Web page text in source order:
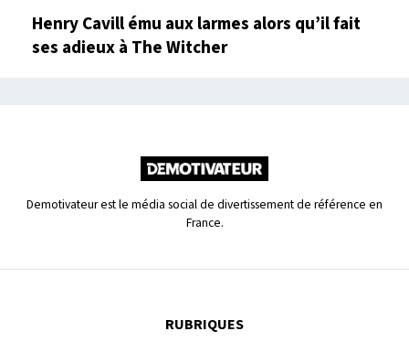
Henry Cavill ému aux larmes alors qu’il fait
ses adieux à The Witcher
Demotivateur est le média social de divertissement de référence en
France.
RUBRIQUES